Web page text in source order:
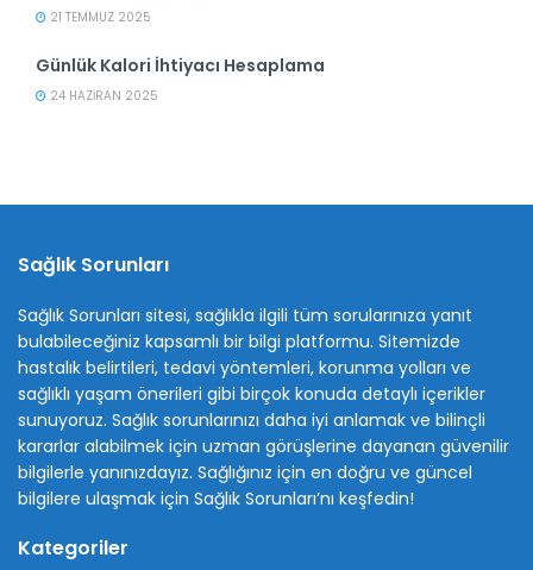
21 TEMMUZ 2025
Günlük Kalori İhtiyacı Hesaplama
24 HAZIRAN 2025
Sağlık Sorunları
Sağlık Sorunları sitesi, sağlıkla ilgili tüm sorularınıza yanıt
bulabileceğiniz kapsamlı bir bilgi platformu. Sitemizde
hastalık belirtileri, tedavi yöntemleri, korunma yolları ve
sağlıklı yaşam önerileri gibi birçok konuda detaylı içerikler
sunuyoruz. Sağlık sorunlarınızı daha iyi anlamak ve bilinçli
kararlar alabilmek için uzman görüşlerine dayanan güvenilir
bilgilerle yanınızdayız. Sağlığınız için en doğru ve güncel
bilgilere ulaşmak için Sağlık Sorunları’nı keşfedin!
Kategoriler